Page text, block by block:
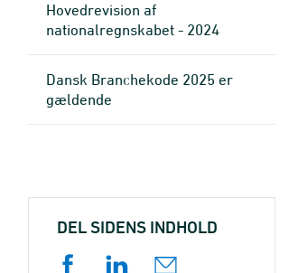
Hovedrevision af
nationalregnskabet - 2024
Dansk Branchekode 2025 er
gældende
DEL SIDENS INDHOLD